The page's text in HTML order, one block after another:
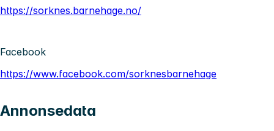
https://sorknes.barnehage.no/
Facebook
https://www.facebook.com/sorknesbarnehage
Annonsedata